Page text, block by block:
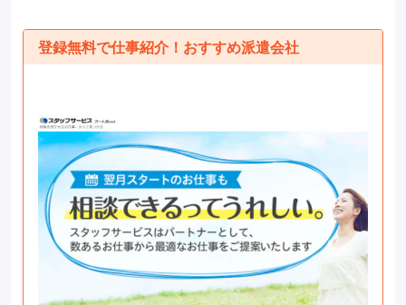
登録無料で仕事紹介！おすすめ派遣会社